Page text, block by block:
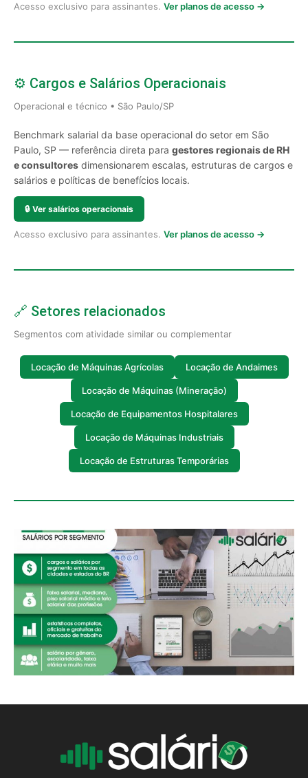
Acesso exclusivo para assinantes. Ver planos de acesso →
⚙️ Cargos e Salários Operacionais
Operacional e técnico • São Paulo/SP
Benchmark salarial da base operacional do setor em São
Paulo, SP — referência direta para gestores regionais de RH
e consultores dimensionarem escalas, estruturas de cargos e
salários e políticas de benefícios locais.
🔒 Ver salários operacionais
Acesso exclusivo para assinantes. Ver planos de acesso →
🔗 Setores relacionados
Segmentos com atividade similar ou complementar
Locação de Máquinas Agrícolas Locação de Andaimes
Locação de Máquinas (Mineração)
Locação de Equipamentos Hospitalares
Locação de Máquinas Industriais
Locação de Estruturas Temporárias